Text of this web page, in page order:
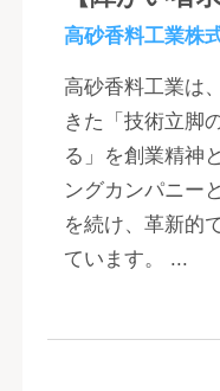
高砂香料工業株
高砂香料工業は
きた「技術立脚
る」を創業精神
ングカンパニー
を続け、革新的
ています。 ...